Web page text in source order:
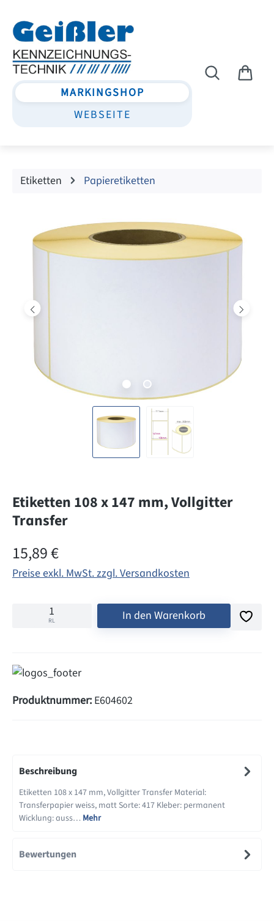
MARKINGSHOP
WEBSEITE
Etiketten Papieretiketten
Bildergalerie überspringen
Etiketten 108 x 147 mm, Vollgitter
Transfer
Regulärer Preis:
15,89 €
Preise exkl. MwSt. zzgl. Versandkosten
RL In den Warenkorb
Produktnummer: E604602
Beschreibung
Etiketten 108 x 147 mm, Vollgitter Transfer Material:
Transferpapier weiss, matt Sorte: 417 Kleber: permanent
Wicklung: auss… Mehr
Bewertungen